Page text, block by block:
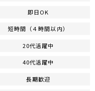
即日OK
短時間（４時間以内）
20代活躍中
40代活躍中
長期歓迎